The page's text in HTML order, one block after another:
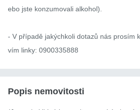
ebo jste konzumovali alkohol).
- V případě jakýchkoli dotazů nás prosím
vím linky: 0900335888
Popis nemovitosti